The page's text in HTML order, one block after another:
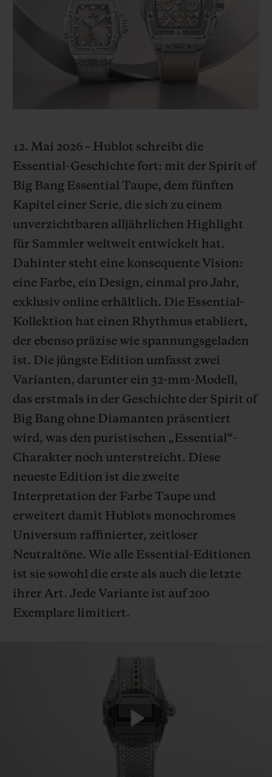
12. Mai 2026 – Hublot schreibt die
Essential-Geschichte fort: mit der Spirit of
Big Bang Essential Taupe, dem fünften
Kapitel einer Serie, die sich zu einem
unverzichtbaren alljährlichen Highlight
für Sammler weltweit entwickelt hat.
Dahinter steht eine konsequente Vision:
eine Farbe, ein Design, einmal pro Jahr,
exklusiv online erhältlich. Die Essential-
Kollektion hat einen Rhythmus etabliert,
der ebenso präzise wie spannungsgeladen
ist. Die jüngste Edition umfasst zwei
Varianten, darunter ein 32-mm-Modell,
das erstmals in der Geschichte der Spirit of
Big Bang ohne Diamanten präsentiert
wird, was den puristischen „Essential“-
Charakter noch unterstreicht. Diese
neueste Edition ist die zweite
Interpretation der Farbe Taupe und
erweitert damit Hublots monochromes
Universum raffinierter, zeitloser
Neutraltöne. Wie alle Essential-Editionen
ist sie sowohl die erste als auch die letzte
ihrer Art. Jede Variante ist auf 200
Exemplare limitiert.
SUMMER MULTI-
BIG BANG
PEACH CERAMIC
EXKLUSIVE DIENSTLEISTUNGEN
VORAUSSICHTLICHE LIEFERZEIT
SICHERE BEZAHLUNG
GESCHENKBEUTEL
EINE BOUTIQUE FINDEN